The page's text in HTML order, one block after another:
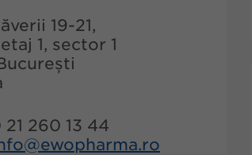
19-21,
1, sector 1
21 260 13 44